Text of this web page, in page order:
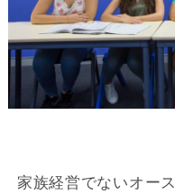
家族経営でないオー